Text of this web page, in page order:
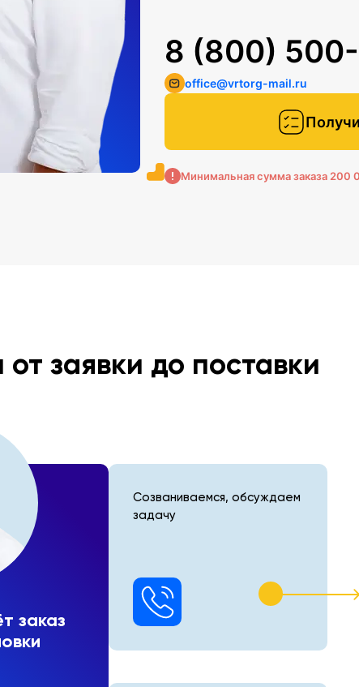
8 (800)
office@vrtorg-mail.ru
Минимальная сумма заказа 200
заявки до поставки
заказ
Созваниваемся, обсуждаем
задачу